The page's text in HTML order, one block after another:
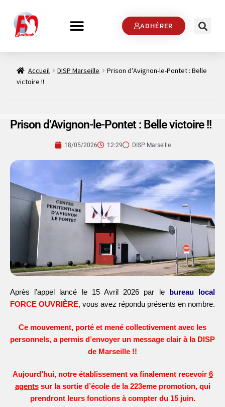
ADHÉRER
Accueil DISP Marseille
Prison d’Avignon-le-Pontet : Belle
victoire !!
Prison d’Avignon-le-Pontet : Belle victoire !!
18/05/2026 12:29 DISP Marseille
Après l’appel lancé le 15 Avril 2026 par le bureau local
FORCE OUVRIÈRE, vous avez répondu présents en nombre.
Ce mouvement, porté et mené collectivement avec les
personnels, a permis d’envoyer un message clair à la DISP
de Marseille !!
Aujourd’hui, notre établissement va finalement recevoir 6
agentssur la sortie d’école de la 223eme promotion, qui
prendront leurs fonctions à compter du 15 juin.